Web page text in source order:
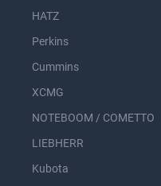
HATZ
Perkins
Cummins
XCMG
NOTEBOOM / COMETTO
LIEBHERR
Kubota